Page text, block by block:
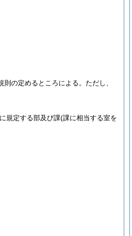
の定めるところによる。 ただし、
規定する部及び課(課に相当する室を